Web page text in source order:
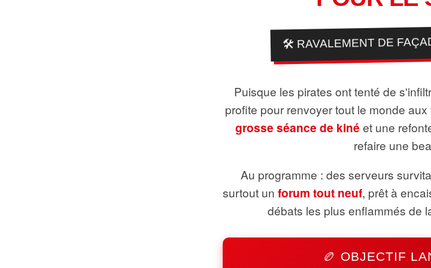
🛠️ RAVALEMENT DE
Puisque les pirates ont tenté de
profite pour renvoyer tout le monde
grosse séance de kiné et une
refaire une
Au programme : des serveurs
surtout un forum tout neuf, prêt à
débats les plus enflammés de
🏉 OBJECTIF